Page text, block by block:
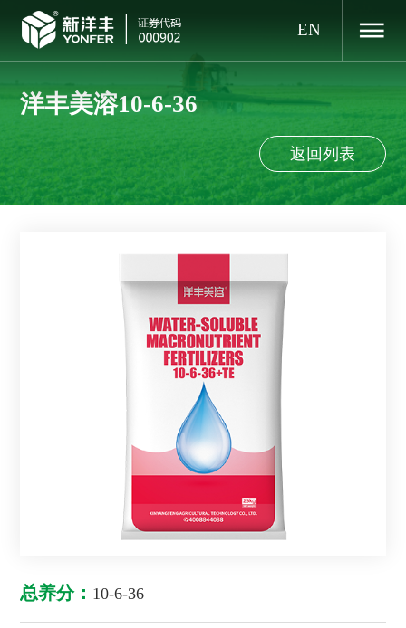
EN
洋丰美溶10-6-36
返回列表
总养分： 10-6-36